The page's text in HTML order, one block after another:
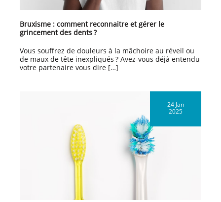
Bruxisme : comment reconnaitre et gérer le
grincement des dents ?
Vous souffrez de douleurs à la mâchoire au réveil ou
de maux de tête inexpliqués ? Avez-vous déjà entendu
votre partenaire vous dire […]
24 Jan
2025